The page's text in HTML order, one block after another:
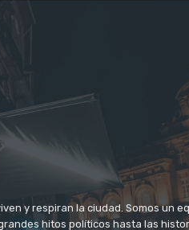
y respiran la ciudad. Somos un
hitos políticos hasta las